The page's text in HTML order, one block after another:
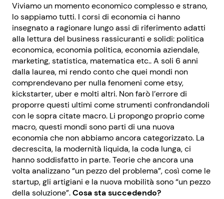
Viviamo un momento economico complesso e strano,
lo sappiamo tutti. I corsi di economia ci hanno
insegnato a ragionare lungo assi di riferimento adatti
alla lettura del business rassicuranti e solidi: politica
economica, economia politica, economia aziendale,
marketing, statistica, matematica etc.. A soli 6 anni
dalla laurea, mi rendo conto che quei mondi non
comprendevano per nulla fenomeni come etsy,
kickstarter, uber e molti altri. Non farò l’errore di
proporre questi ultimi come strumenti confrondandoli
con le sopra citate macro. Li propongo proprio come
macro, questi mondi sono parti di una nuova
economia che non abbiamo ancora categorizzato. La
decrescita, la modernità liquida, la coda lunga, ci
hanno soddisfatto in parte. Teorie che ancora una
volta analizzano “un pezzo del problema”, così come le
startup, gli artigiani e la nuova mobilità sono “un pezzo
della soluzione”.Cosa sta succedendo?